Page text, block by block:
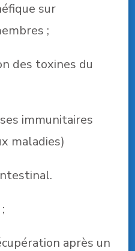
sur
;
des toxines du
immunitaires
maladies)
après un